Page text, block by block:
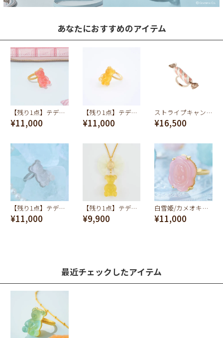
あなたにおすすめのアイテム
【残り1点】テディベア ハードグミ リング（ストロベリー）
¥11,000
【残り1点】テディベア ハードグミ リング（レモン）
¥11,000
ストライプキャンディー リング (ピンク)
¥16,500
【残り1点】テディベア ハードグミ リング（シュガースノー）
¥11,000
【残り1点】テディベアグミ ネックレス(レモン)
¥9,900
白雪姫/カメオキャンディ リング【ディズニー アクセサリー】
¥11,000
最近チェックしたアイテム